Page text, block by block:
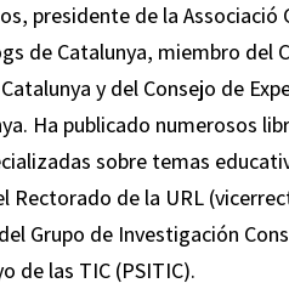
presidente de la
de Catalunya, miembro del
y del Consejo de
Ha publicado numerosos
sobre temas
Rectorado de la URL
Grupo de Investigación
de las TIC (PSITIC).